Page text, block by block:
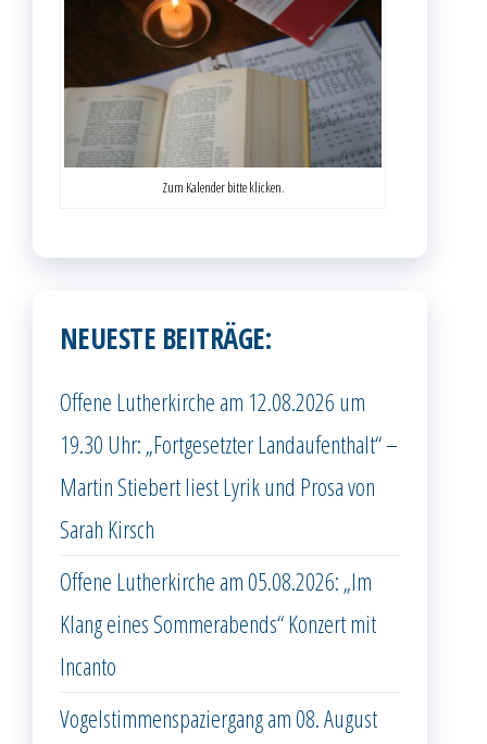
Zum Kalender bitte klicken.
NEUESTE BEITRÄGE:
Offene Lutherkirche am 12.08.2026 um
19.30 Uhr: „Fortgesetzter Landaufenthalt“ –
Martin Stiebert liest Lyrik und Prosa von
Sarah Kirsch
Offene Lutherkirche am 05.08.2026: „Im
Klang eines Sommerabends“ Konzert mit
Incanto
Vogelstimmenspaziergang am 08. August